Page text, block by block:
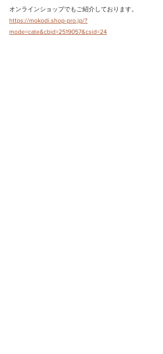
オンラインショップでもご紹介しております。
https://mokodi.shop-pro.jp/?
mode=cate&cbid=2519057&csid=24